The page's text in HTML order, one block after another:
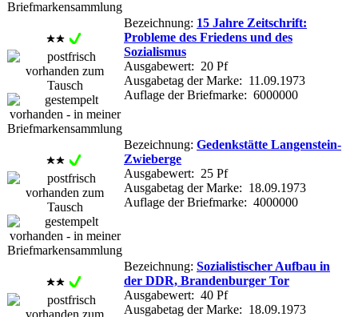
Bezeichnung: 15 Jahre Zeitschrift:
Probleme des Friedens und des
Sozialismus
Ausgabewert: 20 Pf
Ausgabetag der Marke: 11.09.1973
Auflage der Briefmarke: 6000000
Bezeichnung: Gedenkstätte Langenstein-
Zwieberge
Ausgabewert: 25 Pf
Ausgabetag der Marke: 18.09.1973
Auflage der Briefmarke: 4000000
Bezeichnung: Sozialistischer Aufbau in
der DDR, Brandenburger Tor
Ausgabewert: 40 Pf
Ausgabetag der Marke: 18.09.1973